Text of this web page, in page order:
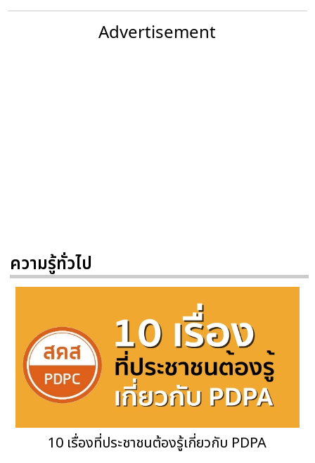
Advertisement
ความรู้ทั่วไป
10 เรื่องที่ประชาชนต้องรู้เกี่ยวกับ PDPA